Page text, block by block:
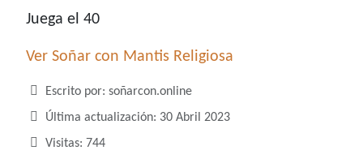
Juega el 40
Ver Soñar con Mantis Religiosa
Detalles
Escrito por: soñarcon.online
Última actualización: 30 Abril 2023
Visitas: 744